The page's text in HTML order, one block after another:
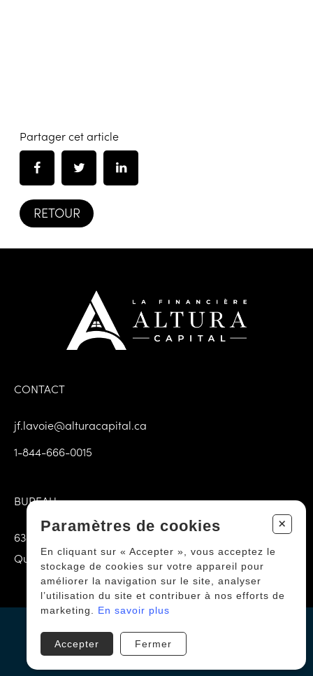
Partager cet article
RETOUR
CONTACT
jf.lavoie@alturacapital.ca
1-844-666-0015
BUREAU
6385 3e Avenue E Porte 102
Québec (QC) G1H 3K9
© COPYRIGHT 2026 - ALTURA CAPITAL
PROPULSÉ PAR
Paramètres de cookies +
En cliquant sur « Accepter », vous acceptez le
stockage de cookies sur votre appareil pour
améliorer la navigation sur le site, analyser
l’utilisation du site et contribuer à nos efforts de
marketing.
En savoir plus
Accepter Fermer